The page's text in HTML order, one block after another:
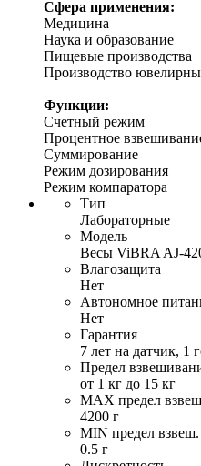
Сфера применения:
Медицина
Наука и образование
Пищевые производства
Производство
Функции:
Счетный режим
Процентное
Суммирование
Режим дозирования
Режим компаратора
Тип
Лабораторные
Модель
Весы ViBRA AJ-
Влагозащита
Нет
Автономное
Нет
Гарантия
7 лет на датчик, 1
Предел
от 1 кг до 15 кг
MAX предел
4200 г
MIN предел взвеш.
0.5 г